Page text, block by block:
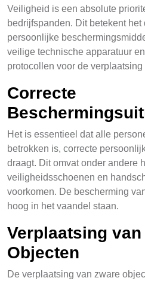
Veiligheid is een absolute
bedrijfspanden. Dit betekent
persoonlijke
veilige technische apparatuur
protocollen voor de
Correcte
Het is essentieel dat alle
betrokken is, correcte
draagt. Dit omvat onder andere
veiligheidsschoenen en
voorkomen. De bescherming
hoog in het vaandel staan.
Verplaatsing van
Objecten
De verplaatsing van zware